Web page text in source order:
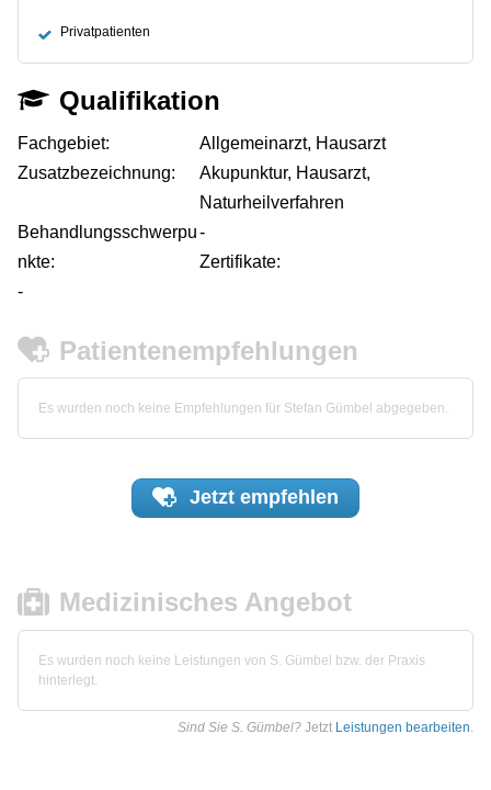
Privatpatienten
Qualifikation
Fachgebiet:
Allgemeinarzt, Hausarzt
Zusatzbezeichnung:
Akupunktur, Hausarzt,
Naturheilverfahren
Behandlungsschwerpu
nkte:
-
Zertifikate:
-
Patientenempfehlungen
Es wurden noch keine Empfehlungen für Stefan Gümbel abgegeben.
Jetzt empfehlen
Medizinisches Angebot
Es wurden noch keine Leistungen von S. Gümbel bzw. der Praxis
hinterlegt.
Sind Sie S. Gümbel? Jetzt Leistungen bearbeiten.